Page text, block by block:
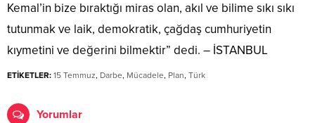
Kemal’in bize bıraktığı miras olan, akıl ve bilime sıkı sıkı
tutunmak ve laik, demokratik, çağdaş cumhuriyetin
kıymetini ve değerini bilmektir” dedi. – İSTANBUL
ETİKETLER: 15 Temmuz, Darbe, Mücadele, Plan, Türk
Yorumlar